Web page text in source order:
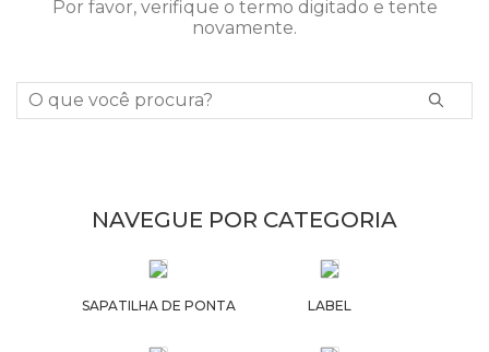
Por favor, verifique o termo digitado e tente
novamente.
O que você procura?
NAVEGUE POR CATEGORIA
SAPATILHA DE PONTA LABEL